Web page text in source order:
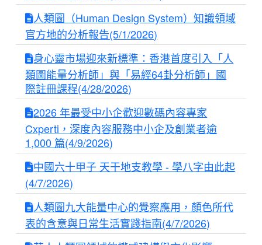
人類圖（Human Design System）知識領域
官方地的分析報告(5/1/2026)
身心靈市場迎來新標準：香港首度引入「人
類圖能量分析師」與「易經64卦分析師」國
際註冊課程(4/28/2026)
2026 年最受中小企歡迎數碼內容專家
Cxperti，深度內容服務中小企及創業者逾
1,000 篇(4/9/2026)
中國六十甲子 天干地支教學 - 學八字由此起
(4/7/2026)
人類圖九大能量中心的覺察應用，顏色所代
表的含意與日常生活實踐指南(4/7/2026)